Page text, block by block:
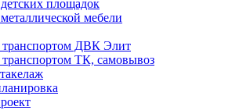
площадок
мебели
транспортом ДВК Элит
транспортом ТК, самовывоз